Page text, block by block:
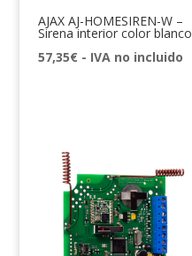
AJAX AJ-HOMESIREN-W –
Sirena interior color blanco
57,35€ - IVA no incluido